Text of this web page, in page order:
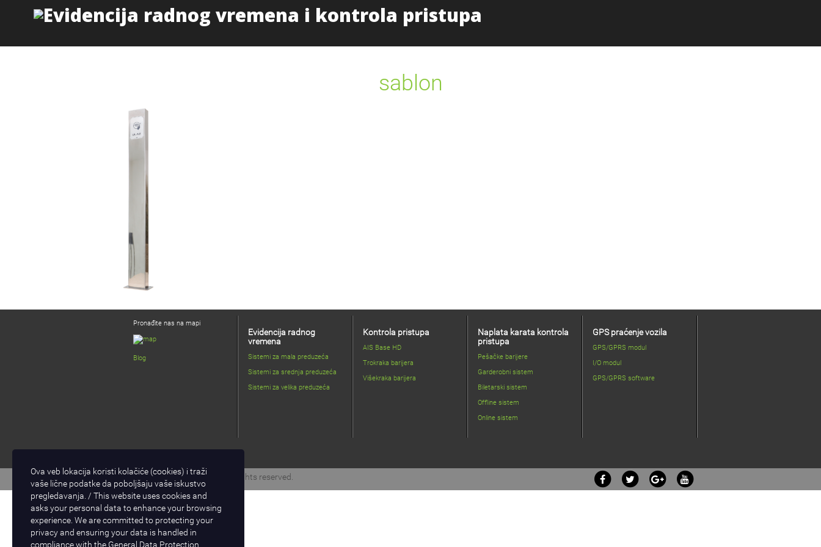
sablon
Pronađite nas na mapi
Blog
Evidencija radnog
vremena
Sistemi za mala preduzeća
Sistemi za srednja preduzeća
Sistemi za velika preduzeća
Kontrola pristupa
AIS Base HD
Trokraka barijera
Višekraka barijera
Naplata karata kontrola
pristupa
Pešačke barijere
Garderobni sistem
Biletarski sistem
Offline sistem
Online sistem
GPS praćenje vozila
GPS/GPRS modul
I/O modul
GPS/GPRS software
Copyright © 2017 D-Logic. All rights reserved.
Ova veb lokacija koristi kolačiće (cookies) i traži
vaše lične podatke da poboljšaju vaše iskustvo
pregledavanja. / This website uses cookies and
asks your personal data to enhance your browsing
experience. We are committed to protecting your
privacy and ensuring your data is handled in
compliance with the General Data Protection